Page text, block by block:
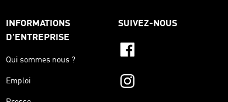
INFORMATIONS
D'ENTREPRISE
Qui sommes nous ?
Emploi
SUIVEZ-NOUS